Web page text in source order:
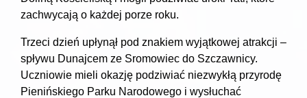
zachwycają o każdej porze roku.
Trzeci dzień upłynął pod znakiem wyjątkowej atrakcji –
spływu Dunajcem ze Sromowiec do Szczawnicy.
Uczniowie mieli okazję podziwiać niezwykłą przyrodę
Pienińskiego Parku Narodowego i wysłuchać